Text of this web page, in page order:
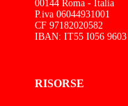
00144 Roma - Italia
P.iva 06044931001
CF 97182020582
IBAN: IT55 I056 9603
RISORSE